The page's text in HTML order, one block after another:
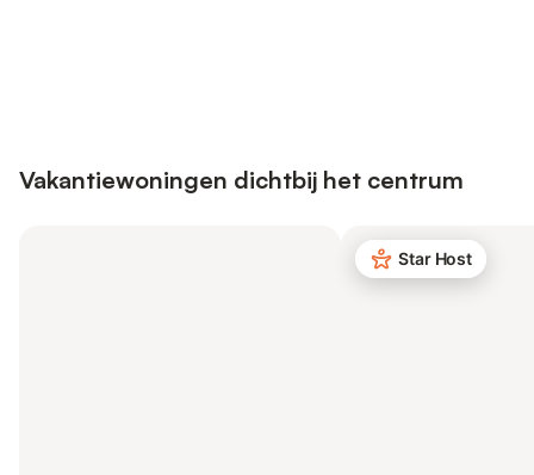
Vakantiewoningen dichtbij het centrum
Star Host